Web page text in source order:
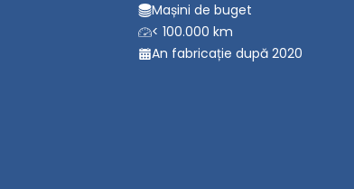
Mașini de buget
< 100.000 km
An fabricație după 2020